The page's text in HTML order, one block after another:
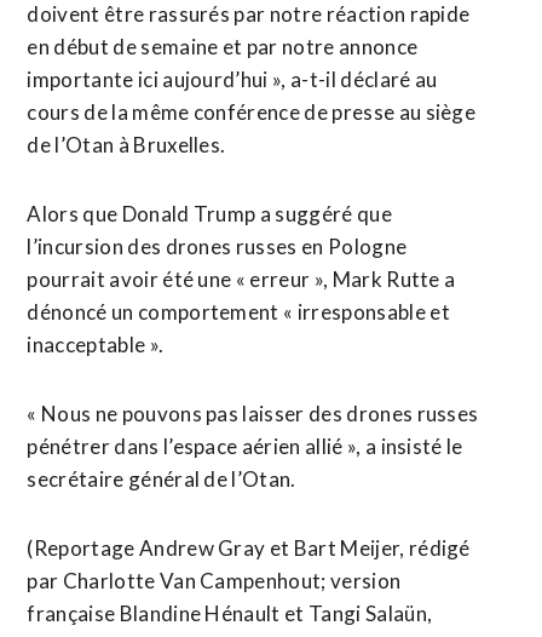
doivent être rassurés par notre réaction rapide
en début de semaine et par notre annonce
importante ici aujourd’hui », a-t-il déclaré au
cours de la même conférence de presse au siège
de l’Otan à Bruxelles.
Alors que Donald Trump a suggéré que
l’incursion des drones russes en Pologne
pourrait avoir été une « erreur », Mark Rutte a
dénoncé un comportement « irresponsable et
inacceptable ».
« Nous ne pouvons pas laisser des drones russes
pénétrer dans l’espace aérien allié », a insisté le
secrétaire général de l’Otan.
(Reportage Andrew Gray et Bart Meijer, rédigé
par Charlotte Van Campenhout; version
française Blandine Hénault et Tangi Salaün,